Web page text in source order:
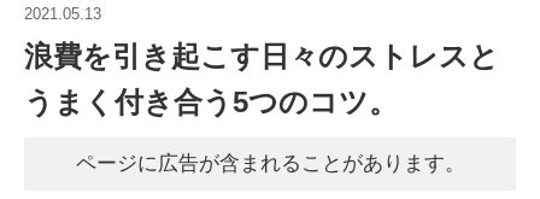
2021.05.13
浪費を引き起こす日々のストレスと
うまく付き合う5つのコツ。
ページに広告が含まれることがあります。